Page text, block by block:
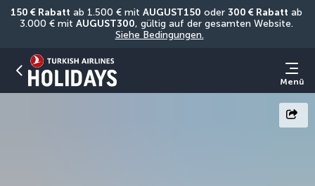
150 € Rabatt ab 1.500 € mit AUGUST150 oder 300 € Rabatt ab
3.000 € mit AUGUST300
Siehe Bedingungen.
Menü